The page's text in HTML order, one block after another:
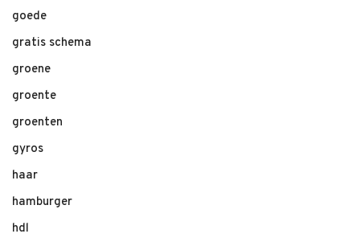
goede
gratis schema
groene
groente
groenten
gyros
haar
hamburger
hdl